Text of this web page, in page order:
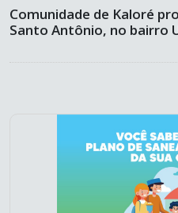
Comunidade de Kaloré
Santo Antônio, no bairro